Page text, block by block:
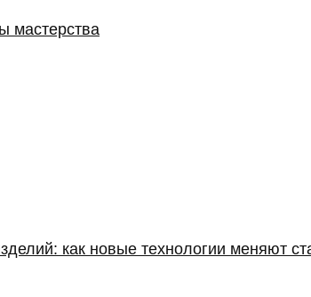
мастерства
как новые технологии меняют